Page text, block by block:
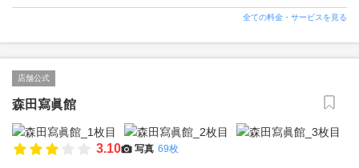
全ての料金・サービスを見る
店舗公式
森田寫眞館
3.10 写真 69枚